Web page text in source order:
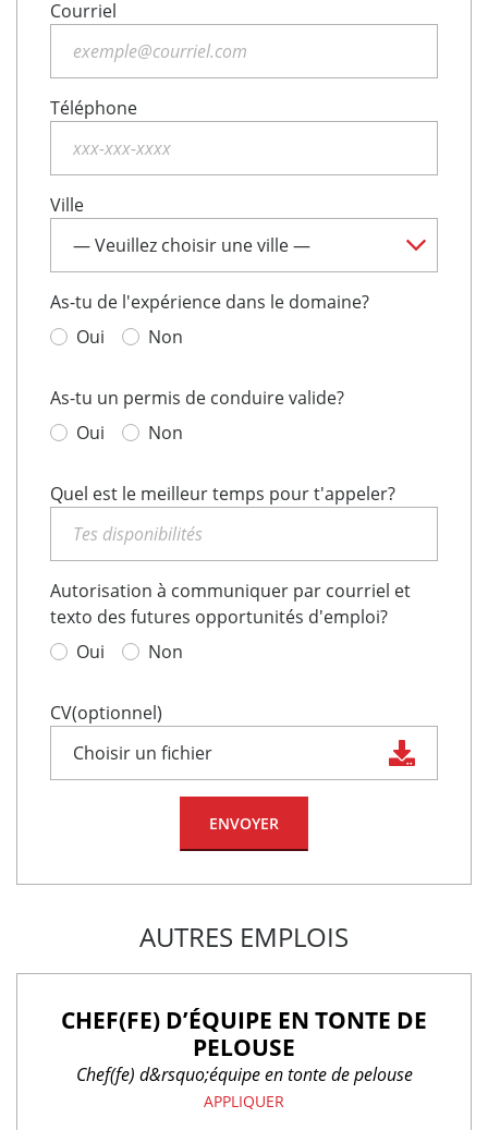
Courriel
Téléphone
Ville
As-tu de l'expérience dans le domaine?
Oui
Non
As-tu un permis de conduire valide?
Oui
Non
Quel est le meilleur temps pour t'appeler?
Autorisation à communiquer par courriel et
texto des futures opportunités d'emploi?
Oui
Non
CV(optionnel)
Choisir un fichier
AUTRES EMPLOIS
CHEF(FE) D’ÉQUIPE EN TONTE DE
PELOUSE
Chef(fe) d&rsquo;équipe en tonte de pelouse
APPLIQUER